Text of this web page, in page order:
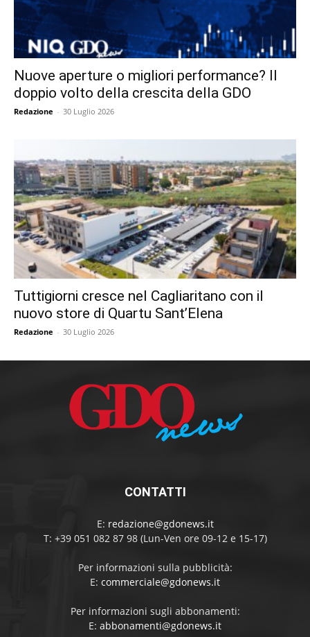
Nuove aperture o migliori performance? Il
doppio volto della crescita della GDO
Redazione - 30 Luglio 2026
Tuttigiorni cresce nel Cagliaritano con il
nuovo store di Quartu Sant’Elena
Redazione - 30 Luglio 2026
CONTATTI
E: redazione@gdonews.it
T: +39 051 082 87 98 (Lun-Ven ore 09-12 e 15-17)
Per informazioni sulla pubblicità:
E: commerciale@gdonews.it
Per informazioni sugli abbonamenti:
E: abbonamenti@gdonews.it